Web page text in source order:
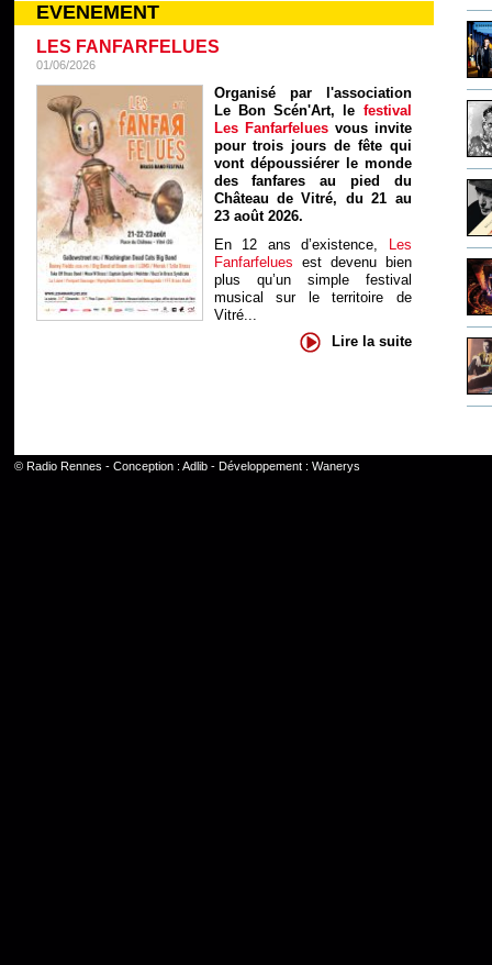
EVENEMENT
LES FANFARFELUES
01/06/2026
Organisé par l'association
Le Bon Scén'Art, le festival
Les Fanfarfelues vous invite
pour trois jours de fête qui
vont dépoussiérer le monde
des fanfares au pied du
Château de Vitré, du 21 au
23 août 2026.
En 12 ans d’existence, Les
Fanfarfelues est devenu bien
plus qu’un simple festival
musical sur le territoire de
Vitré...
Lire la suite
© Radio Rennes - Conception : Adlib- Développement : Wanerys